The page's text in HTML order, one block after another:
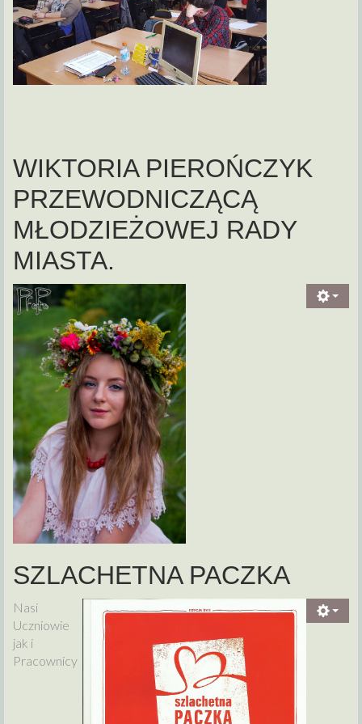
WIKTORIA PIEROŃCZYK
PRZEWODNICZĄCĄ
MŁODZIEŻOWEJ RADY
MIASTA.
SZLACHETNA PACZKA
Nasi
Uczniowie
jak i
Pracownicy